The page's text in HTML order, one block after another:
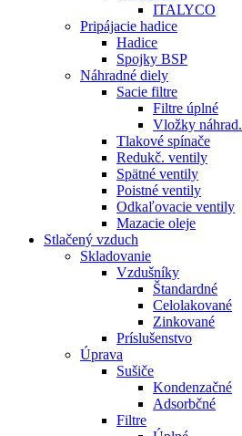
ITALYCO
Pripájacie hadice
Hadice
Spojky BSP
Náhradné diely
Sacie filtre
Filtre úplné
Vložky náhrad.
Tlakové spínače
Redukč. ventily
Spätné ventily
Poistné ventily
Odkaľovacie ventily
Mazacie oleje
Stlačený vzduch
Skladovanie
Vzdušníky
Štandardné
Celolakované
Zinkované
Príslušenstvo
Úprava
Sušiče
Kondenzačné
Adsorbčné
Filtre